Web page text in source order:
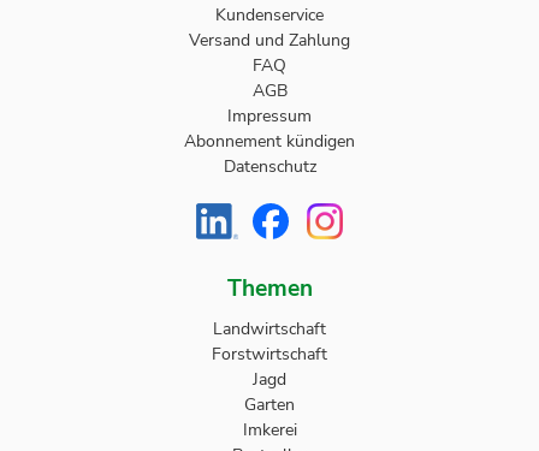
Kundenservice
Versand und Zahlung
FAQ
AGB
Impressum
Abonnement kündigen
Datenschutz
Themen
Landwirtschaft
Forstwirtschaft
Jagd
Garten
Imkerei